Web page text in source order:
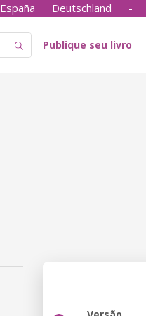
España Deutschland -
Publique seu livro